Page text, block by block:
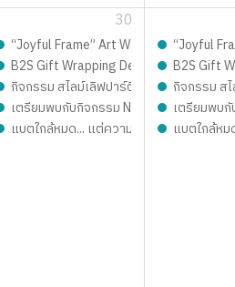
30
กับ เก่ง-น้ำปิง
ก เติมเต็มความสนุก จอยทุกเจน กับ เก่ง-น้ำ
ดีไซน์เฟรมการ์ด ชิ้นเดียวในโลก เติมเต็ม
“Joyful Frame” Art Workshop ดีไซน์เฟ
“Joyful
อบความสุข สนุกจอยทุกเจน
2026 LIVE Playful: ส่งมอบความสุข
B2S Gift Wrapping Design contest
B2S Gift
ดมุ้งมิ้ง - Magical SLIME LOVE PARTY
กิจกรรม สไลม์เลิฟปาร์ตี้ ปั้นสนุกสุดมุ้งมิ้ง -
กิจกรรม ส
PARTY By Elmer’s
Journey On Tour !!
เตรียมพบกับกิจกรรม New Trainerเตรียมพบกั
ชาร์จได้!
แบตใกล้หมด... แต่ความสนุกยังชาร์จได้!
แบตใกล้ห